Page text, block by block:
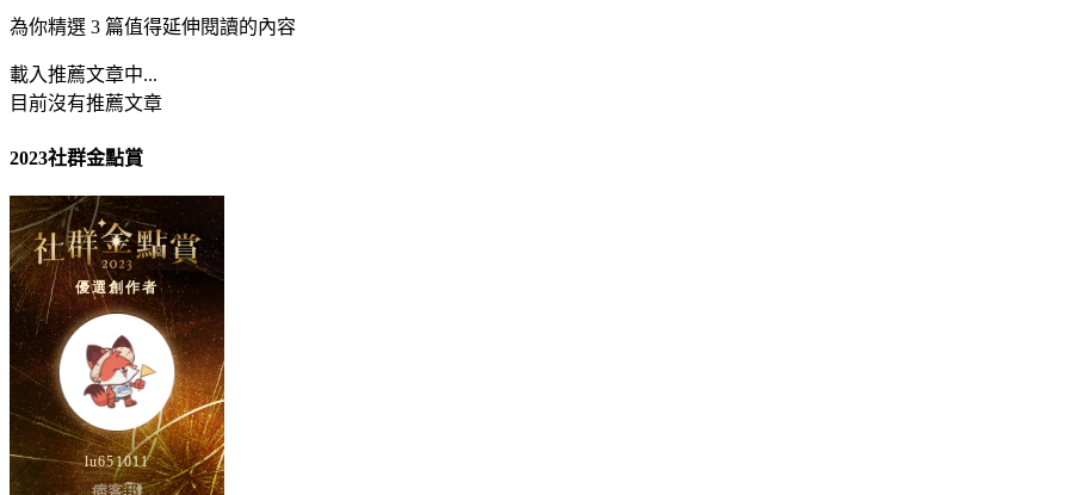
為你精選 3 篇值得延伸閱讀的內容
載入推薦文章中...
目前沒有推薦文章
2023社群金點賞